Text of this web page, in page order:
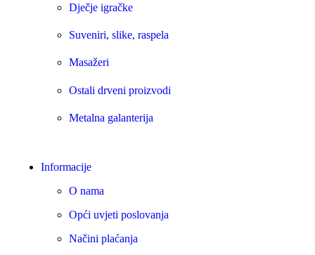
Dječje igračke
Suveniri, slike, raspela
Masažeri
Ostali drveni proizvodi
Metalna galanterija
Informacije
O nama
Opći uvjeti poslovanja
Načini plaćanja